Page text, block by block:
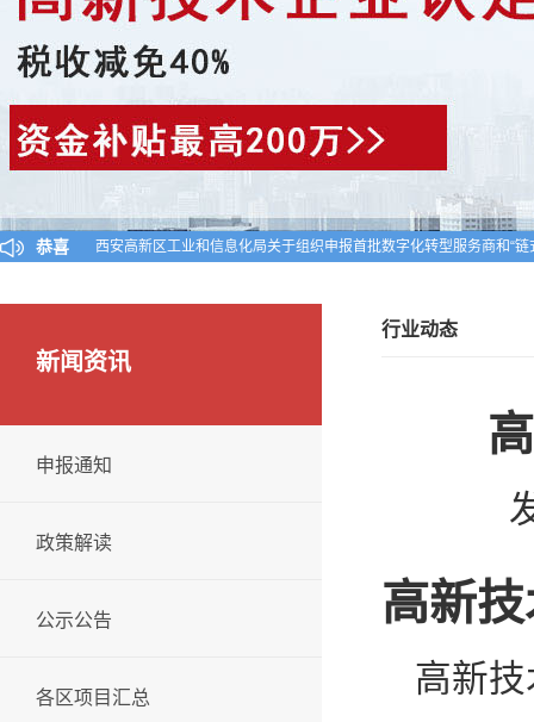
恭喜
西安高新区工业和信息化局关于组织申报首批数字化转型服务商和“
对陕西省认定机构2025年认定报备的第一批高新技术企业进行备案的
行业动态
高新
高新
新闻资讯
申报通知
政策解读
公示公告
各区项目汇总